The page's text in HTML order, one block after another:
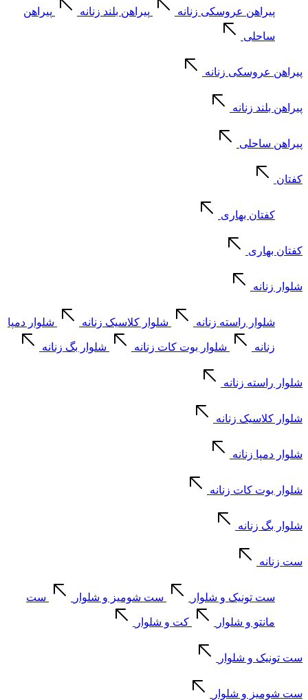
پیراهن عروسکی زنانه پیراهن بلند زنانه پیراهن
ساحلی
پیراهن عروسکی زنانه
پیراهن بلند زنانه
پیراهن ساحلی
کفتان
کفتان بهاری
کفتان بهاری
شلوار زنانه
شلوار راسته زنانه شلوار کلاسیک زنانه شلوار دمپا
زنانه شلوار بوت کات زنانه شلوار بگ زنانه
شلوار راسته زنانه
شلوار کلاسیک زنانه
شلوار دمپا زنانه
شلوار بوت کات زنانه
شلوار بگ زنانه
ست زنانه
ست تونیک و شلوار ست شومیز و شلوار ست
مانتو و شلوار کت و شلوار
ست تونیک و شلوار
ست شومیز و شلوار